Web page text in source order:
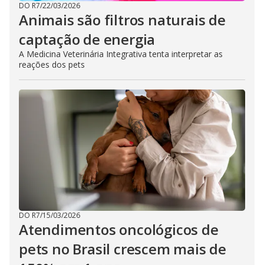
DO R7/22/03/2026
Animais são filtros naturais de
captação de energia
A Medicina Veterinária Integrativa tenta interpretar as
reações dos pets
DO R7/15/03/2026
Atendimentos oncológicos de
pets no Brasil crescem mais de